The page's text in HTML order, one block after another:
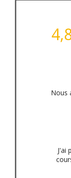
Nous
J'ai